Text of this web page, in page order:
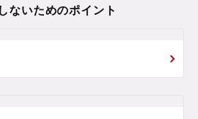
ないためのポイント